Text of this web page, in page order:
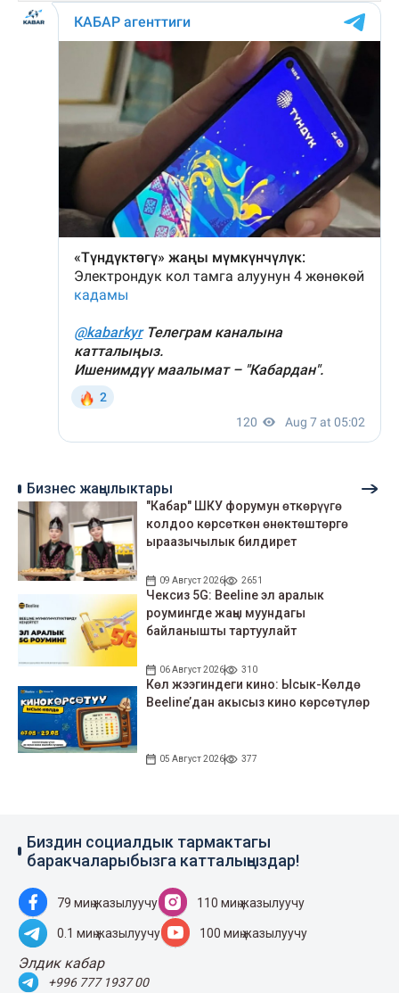
Бизнес жаңылыктары
"Кабар" ШКУ форумун өткөрүүгө
колдоо көрсөткөн өнөктөштөргө
ыраазычылык билдирет
09 Август 2026 2651
Чексиз 5G: Beeline эл аралык
роумингде жаңы муундагы
байланышты тартуулайт
06 Август 2026 310
Көл жээгиндеги кино: Ысык-Көлдө
Beeline’дан акысыз кино көрсөтүлөр
05 Август 2026 377
Биздин социалдык тармактагы
баракчаларыбызга катталыңыздар!
79 миң жазылуучу 110 миң жазылуучу
0.1 миң жазылуучу 100 миң жазылуучу
Элдик кабар
+996 777 1937 00